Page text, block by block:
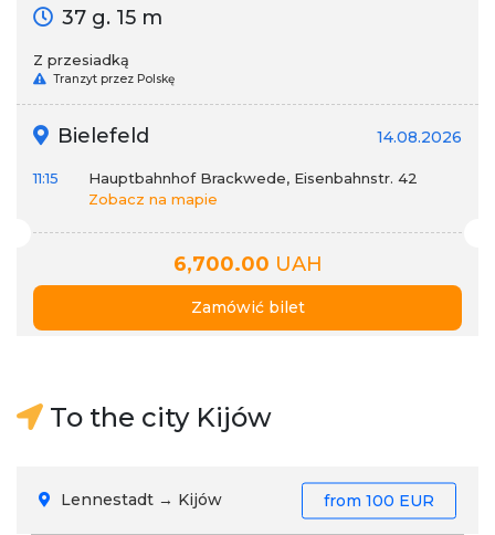
37 g. 15 m
Z przesiadką
Tranzyt przez Polskę
Bielefeld 14.08.2026
11:15
Hauptbahnhof Brackwede, Eisenbahnstr. 42
Zobacz na mapie
6,700.00 UAH
Zamówić bilet
To the city Kijów
Lennestadt → Kijów from 100 EUR